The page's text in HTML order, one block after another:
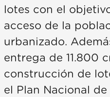
lotes con el
acceso de la
urbanizado.
entrega de 11.800
construcción de
el Plan Nacional de